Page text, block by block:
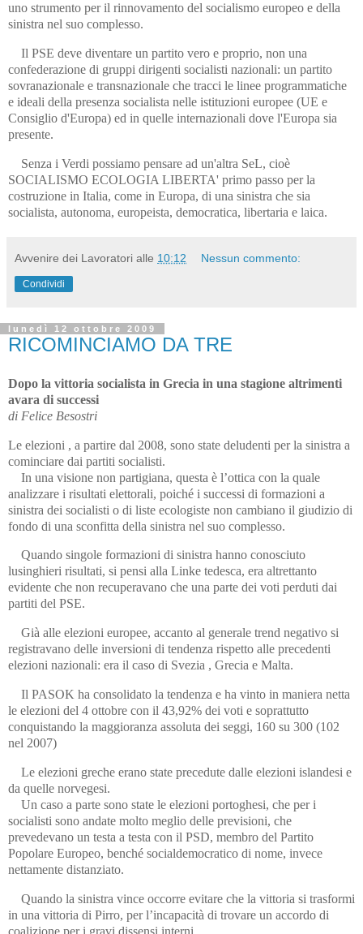
uno strumento per il rinnovamento del socialismo europeo e della
sinistra nel suo complesso.
Il PSE deve diventare un partito vero e proprio, non una
confederazione di gruppi dirigenti socialisti nazionali: un partito
sovranazionale e transnazionale che tracci le linee programmatiche
e ideali della presenza socialista nelle istituzioni europee (UE e
Consiglio d'Europa) ed in quelle internazionali dove l'Europa sia
presente.
Senza i Verdi possiamo pensare ad un'altra SeL, cioè
SOCIALISMO ECOLOGIA LIBERTA' primo passo per la
costruzione in Italia, come in Europa, di una sinistra che sia
socialista, autonoma, europeista, democratica, libertaria e laica.
Avvenire dei Lavoratori alle 10:12 Nessun commento:
Condividi
lunedì 12 ottobre 2009
RICOMINCIAMO DA TRE
Dopo la vittoria socialista in Grecia in una stagione altrimenti
avara di successi
di Felice Besostri
Le elezioni , a partire dal 2008, sono state deludenti per la sinistra a
cominciare dai partiti socialisti.
In una visione non partigiana, questa è l’ottica con la quale
analizzare i risultati elettorali, poiché i successi di formazioni a
sinistra dei socialisti o di liste ecologiste non cambiano il giudizio di
fondo di una sconfitta della sinistra nel suo complesso.
Quando singole formazioni di sinistra hanno conosciuto
lusinghieri risultati, si pensi alla Linke tedesca, era altrettanto
evidente che non recuperavano che una parte dei voti perduti dai
partiti del PSE.
Già alle elezioni europee, accanto al generale trend negativo si
registravano delle inversioni di tendenza rispetto alle precedenti
elezioni nazionali: era il caso di Svezia , Grecia e Malta.
Il PASOK ha consolidato la tendenza e ha vinto in maniera netta
le elezioni del 4 ottobre con il 43,92% dei voti e soprattutto
conquistando la maggioranza assoluta dei seggi, 160 su 300 (102
nel 2007)
Le elezioni greche erano state precedute dalle elezioni islandesi e
da quelle norvegesi.
Un caso a parte sono state le elezioni portoghesi, che per i
socialisti sono andate molto meglio delle previsioni, che
prevedevano un testa a testa con il PSD, membro del Partito
Popolare Europeo, benché socialdemocratico di nome, invece
nettamente distanziato.
Quando la sinistra vince occorre evitare che la vittoria si trasformi
in una vittoria di Pirro, per l’incapacità di trovare un accordo di
coalizione per i gravi dissensi interni.